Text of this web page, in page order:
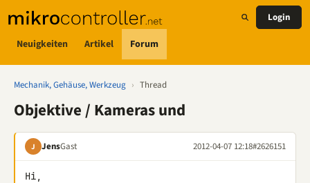
Neuigkeiten Artikel Forum
Login
Mechanik, Gehäuse, Werkzeug › Thread
Objektive / Kameras und
J JensGast 2012-04-07 12:18#2626151
Hi,